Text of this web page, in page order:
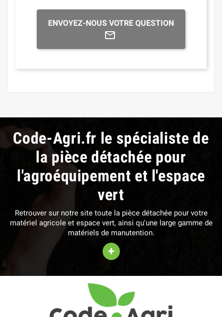
ENVOYEZ-NOUS VOTRE QUESTION
Code-Agri.fr le spécialiste de
la pièce détachée pour
l'agroéquipement et l'espace
vert
Retrouver sur notre site toute la pièce détachée pour votre
matériel agricole et espace vert, ainsi qu'une large gamme de
matériels de manutention.
+